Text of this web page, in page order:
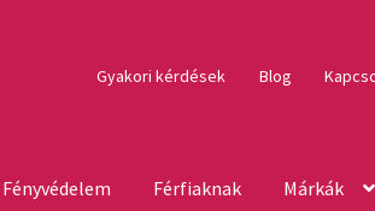
Gyakori kérdések Blog
Fényvédelem Férfiaknak Márkák